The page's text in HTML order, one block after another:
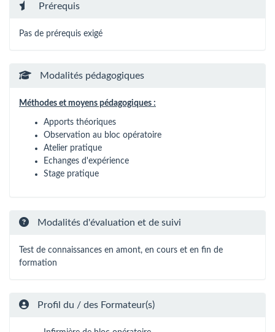
Prérequis
Pas de prérequis exigé
Modalités pédagogiques
Méthodes et moyens pédagogiques :
Apports théoriques
Observation au bloc opératoire
Atelier pratique
Echanges d'expérience
Stage pratique
Modalités d'évaluation et de suivi
Test de connaissances en amont, en cours et en fin de
formation
Profil du / des Formateur(s)